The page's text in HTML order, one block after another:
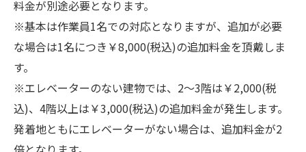
料金が別途必要となります。
※基本は作業員1名での対応となりますが、追加が必要
な場合は1名につき￥8,000(税込)の追加料金を頂戴しま
す。
※エレベーターのない建物では、2～3階は￥2,000(税
込)、4階以上は￥3,000(税込)の追加料金が発生します。
発着地ともにエレベーターがない場合は、追加料金が2